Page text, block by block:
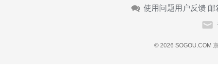
使用问题用户反馈 邮
© 2026 SOGOU.COM